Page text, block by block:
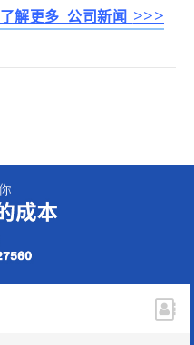
了解更多 公司新闻 >>>